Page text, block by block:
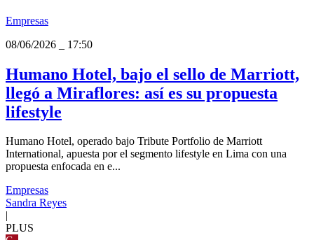
Empresas
08/06/2026
17:50
Humano Hotel, bajo el sello de Marriott,
llegó a Miraflores: así es su propuesta
lifestyle
Humano Hotel, operado bajo Tribute Portfolio de Marriott
International, apuesta por el segmento lifestyle en Lima con una
propuesta enfocada en e...
Empresas
Sandra Reyes
PLUS